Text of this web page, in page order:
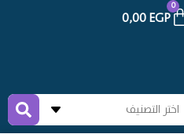
0,00EGP
0